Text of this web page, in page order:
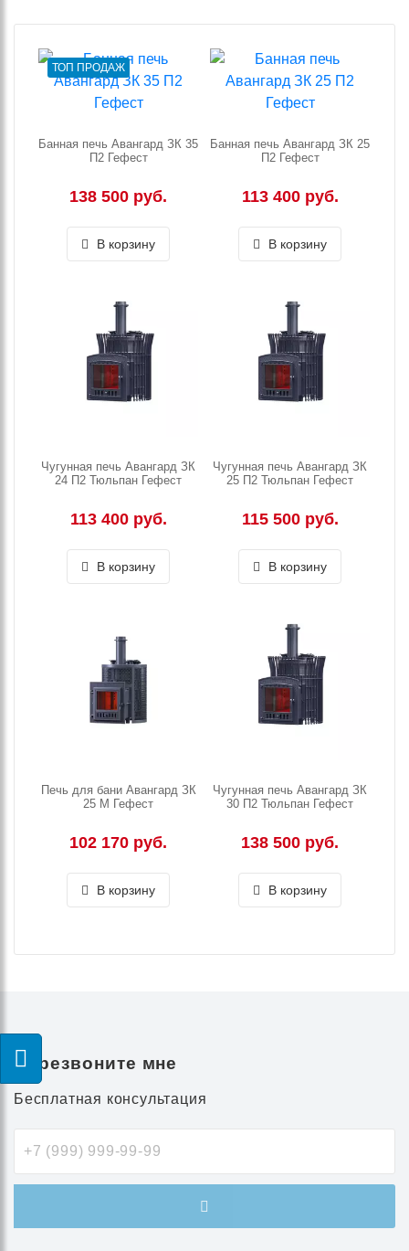
ТОП ПРОДАЖ
Банная печь Авангард ЗК 35
П2 Гефест
138 500 руб.
В корзину
Банная печь Авангард ЗК 25
П2 Гефест
113 400 руб.
В корзину
Чугунная печь Авангард ЗК
24 П2 Тюльпан Гефест
113 400 руб.
В корзину
Чугунная печь Авангард ЗК
25 П2 Тюльпан Гефест
115 500 руб.
В корзину
Печь для бани Авангард ЗК
25 М Гефест
102 170 руб.
В корзину
Чугунная печь Авангард ЗК
30 П2 Тюльпан Гефест
138 500 руб.
В корзину
Перезвоните мне
Бесплатная консультация